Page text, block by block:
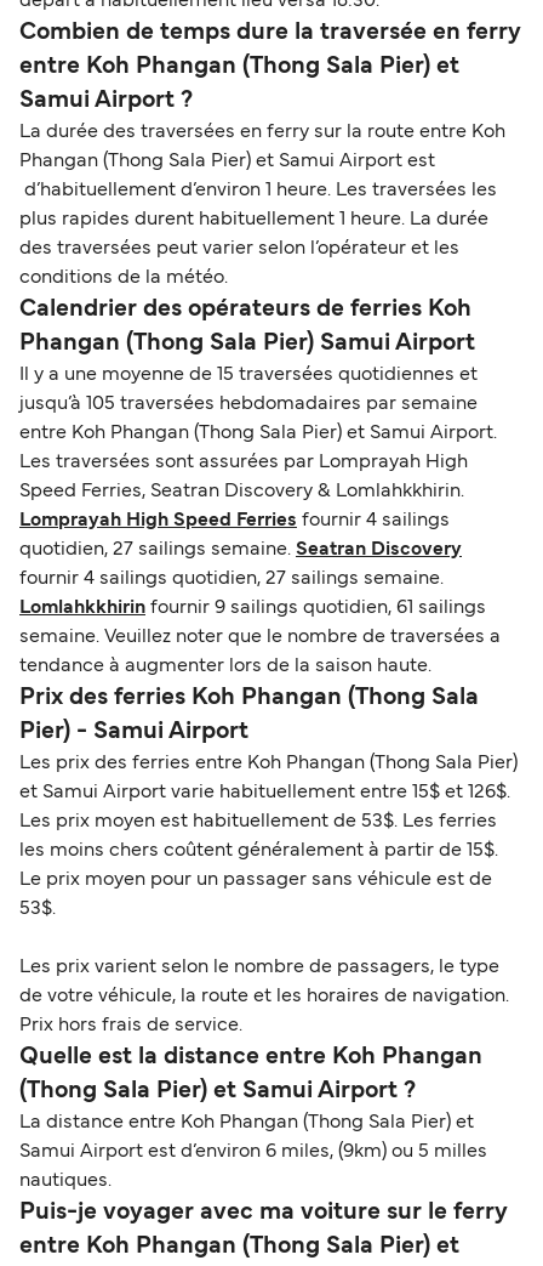
Combien de temps dure la traversée en ferry
entre Koh Phangan (Thong Sala Pier) et
Samui Airport ?
La durée des traversées en ferry sur la route entre Koh
Phangan (Thong Sala Pier) et Samui Airport est
d’habituellement d’environ 1 heure. Les traversées les
plus rapides durent habituellement 1 heure. La durée
des traversées peut varier selon l’opérateur et les
conditions de la météo.
Calendrier des opérateurs de ferries Koh
Phangan (Thong Sala Pier) Samui Airport
Il y a une moyenne de 15 traversées quotidiennes et
jusqu’à 105 traversées hebdomadaires par semaine
entre Koh Phangan (Thong Sala Pier) et Samui Airport.
Les traversées sont assurées par Lomprayah High
Speed Ferries, Seatran Discovery & Lomlahkkhirin.
Lomprayah High Speed Ferries fournir 4 sailings
quotidien, 27 sailings semaine. Seatran Discovery
fournir 4 sailings quotidien, 27 sailings semaine.
Lomlahkkhirin fournir 9 sailings quotidien, 61 sailings
semaine. Veuillez noter que le nombre de traversées a
tendance à augmenter lors de la saison haute.
Prix des ferries Koh Phangan (Thong Sala
Pier) - Samui Airport
Les prix des ferries entre Koh Phangan (Thong Sala Pier)
et Samui Airport varie habituellement entre 15$ et 126$.
Les prix moyen est habituellement de 53$. Les ferries
les moins chers coûtent généralement à partir de 15$.
Le prix moyen pour un passager sans véhicule est de
53$.
Les prix varient selon le nombre de passagers, le type
de votre véhicule, la route et les horaires de navigation.
Prix hors frais de service.
Quelle est la distance entre Koh Phangan
(Thong Sala Pier) et Samui Airport ?
La distance entre Koh Phangan (Thong Sala Pier) et
Samui Airport est d’environ 6 miles, (9km) ou 5 milles
nautiques.
Puis-je voyager avec ma voiture sur le ferry
entre Koh Phangan (Thong Sala Pier) et